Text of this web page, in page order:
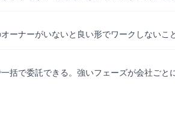
ーナーがいないと良い形でワークしないこ
括で委託できる。強いフェーズが会社ごと